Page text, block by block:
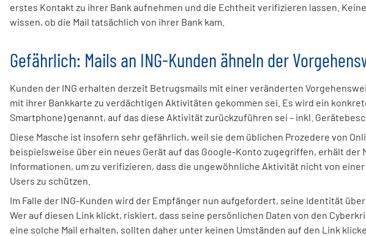
erstes Kontakt zu ihrer Bank aufnehmen und die Echtheit verifizieren lassen.
wissen, ob die Mail tatsächlich von ihrer Bank kam.
Gefährlich: Mails an ING-Kunden ähneln der
Kunden der ING erhalten derzeit Betrugsmails mit einer veränderten
mit ihrer Bankkarte zu verdächtigen Aktivitäten gekommen sei. Es wird ein
Smartphone) genannt, auf das diese Aktivität zurückzuführen sei – inkl.
Diese Masche ist insofern sehr gefährlich, weil sie dem üblichen Prozedere von
beispielsweise über ein neues Gerät auf das Google-Konto zugegriffen, erhält der
Informationen, um zu verifizieren, dass die ungewöhnliche Aktivität nicht von
Users zu schützen.
Im Falle der ING-Kunden wird der Empfänger nun aufgefordert, seine Identität
Wer auf diesen Link klickt, riskiert, dass seine persönlichen Daten von den
eine solche Mail erhalten, sollten daher unter keinen Umständen auf den Link